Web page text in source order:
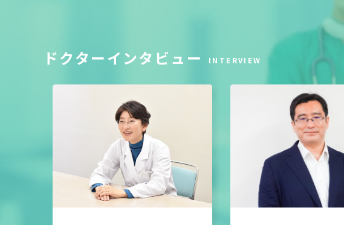
ドクターインタビュー INTERVIEW